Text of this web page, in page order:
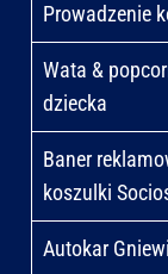
Prowadzenie
Wata &
dziecka
Baner
koszulki
Autokar